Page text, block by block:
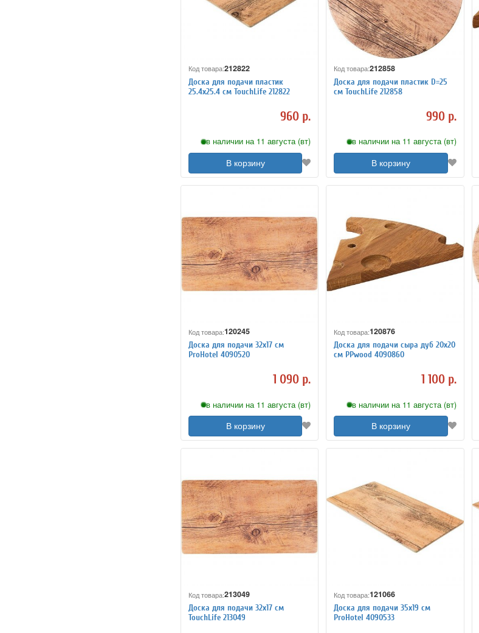
Код товара:212822
Доска для подачи пластик
25.4х25.4 см TouchLife 212822
960 р.
в наличии на 11 августа (вт)
В корзину
Код товара:212858
Доска для подачи пластик D=25
см TouchLife 212858
990 р.
в наличии на 11 августа (вт)
В корзину
Код товара:120245
Доска для подачи 32х17 см
ProHotel 4090520
1 090 р.
в наличии на 11 августа (вт)
В корзину
Код товара:120876
Доска для подачи сыра дуб 20х20
см PPwood 4090860
1 100 р.
в наличии на 11 августа (вт)
В корзину
Код товара:213049
Доска для подачи 32х17 см
TouchLife 213049
Код товара:121066
Доска для подачи 35х19 см
ProHotel 4090533